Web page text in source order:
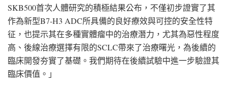
SKB500首次人體研究的積極結果公布，不僅初步證實了其
作為新型B7-H3 ADC所具備的良好療效與可控的安全性特
征，也提示其在多種實體瘤中的治療潛力，尤其為惡性程度
高、後線治療選擇有限的SCLC帶來了治療曙光，為後續的
臨床開發夯實了基礎。我們期待在後續試驗中進一步驗證其
臨床價值。」